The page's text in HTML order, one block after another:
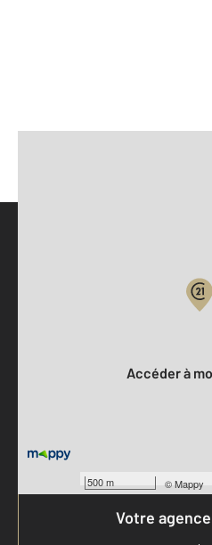
500 m ©Mappy
Accéder à
Votre